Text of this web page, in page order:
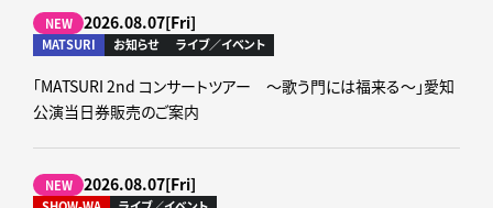
NEW 2026.08.07[Fri]
MATSURI お知らせ ライブ／イベント
「MATSURI 2nd コンサートツアー ～歌う門には福来る～」愛知
公演当日券販売のご案内
NEW 2026.08.07[Fri]